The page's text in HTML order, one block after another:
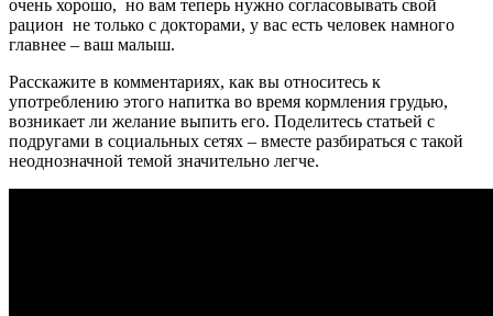
очень хорошо, но вам теперь нужно согласовывать свой
рацион не только с докторами, у вас есть человек намного
главнее – ваш малыш.
Расскажите в комментариях, как вы относитесь к
употреблению этого напитка во время кормления грудью,
возникает ли желание выпить его. Поделитесь статьей с
подругами в социальных сетях – вместе разбираться с такой
неоднозначной темой значительно легче.